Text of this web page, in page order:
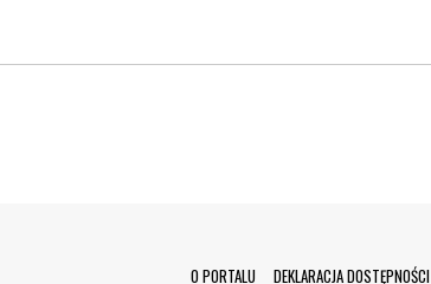
O PORTALU DEKLARACJA DOSTĘPNOŚCI